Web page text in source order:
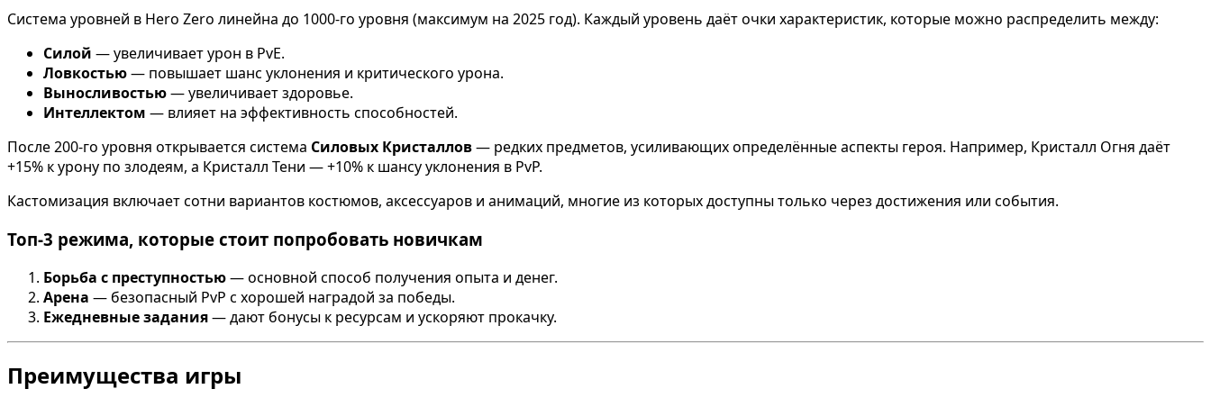
Система уровней в Hero Zero линейна до 1000-го уровня (максимум на 2025 год). Каждый уровень даёт очки характеристик, которые можно распределить между:
Силой — увеличивает урон в PvE.
Ловкостью— повышает шанс уклонения и критического урона.
Выносливостью— увеличивает здоровье.
Интеллектом — влияет на эффективность способностей.
После 200-го уровня открывается система Силовых Кристаллов— редких предметов, усиливающих определённые аспекты героя. Например, Кристалл Огня даёт
+15% к урону по злодеям, а Кристалл Тени — +10% к шансу уклонения в PvP.
Кастомизация включает сотни вариантов костюмов, аксессуаров и анимаций, многие из которых доступны только через достижения или события.
Топ-3 режима, которые стоит попробовать новичкам
Борьба с преступностью— основной способ получения опыта и денег.
Арена — безопасный PvP с хорошей наградой за победы.
Ежедневные задания— дают бонусы к ресурсам и ускоряют прокачку.
Преимущества игры